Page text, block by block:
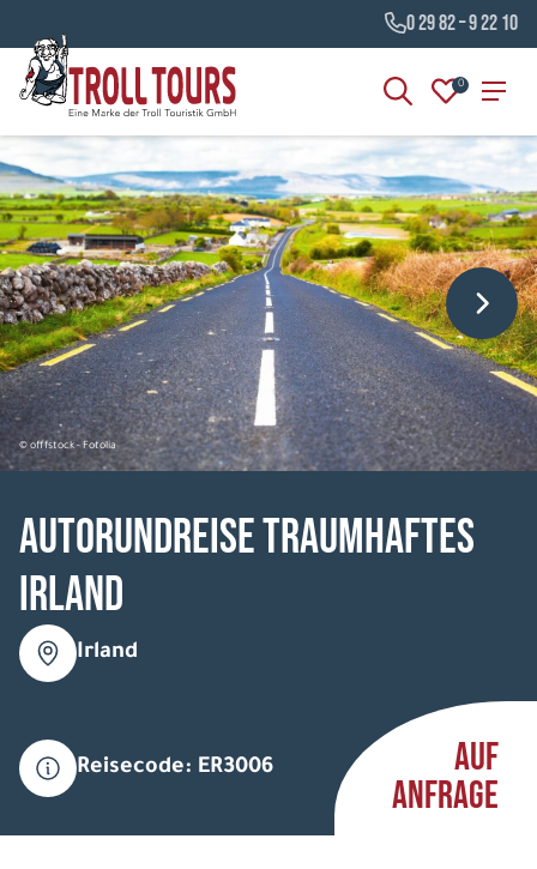
0 29 82 – 9 22 10
0
© offfstock - Fotolia
Autorundreise Traumhaftes
Irland
Irland
Reisecode: ER3006
AUF
ANFRAGE